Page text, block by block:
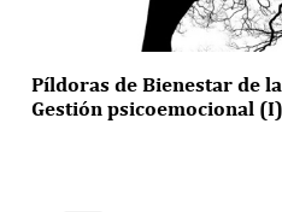
Píldoras de Bienestar de
Gestión psicoemocional (I)